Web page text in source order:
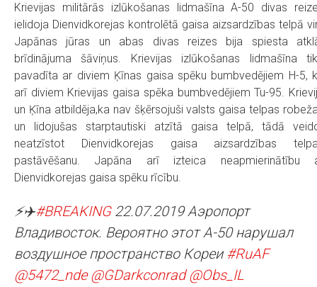
Krievijas militārās izlūkošanas lidmašīna A-50 divas
ielidoja Dienvidkorejas kontrolētā gaisa aizsardzības telpā
Japānas jūras un abas divas reizes bija spiesta
brīdinājuma šāviņus. Krievijas izlūkošanas lidmašīna
pavadīta ar diviem Ķīnas gaisa spēku bumbvedējiem H-5,
arī diviem Krievijas gaisa spēka bumbvedējiem Tu-95.
un Ķīna atbildēja,ka nav šķērsojuši valsts gaisa telpas
un lidojušas starptautiski atzītā gaisa telpā, tādā
neatzīstot Dienvidkorejas gaisa aizsardzības
pastāvēšanu. Japāna arī izteica neapmierinātību
Dienvidkorejas gaisa spēku rīcību.
⚡️✈️#BREAKING22.07.2019 Аэропорт
Владивосток. Вероятно этот А-50 нарушал
воздушное пространство Кореи #RuAF
@5472_nde @GDarkconrad @Obs_IL